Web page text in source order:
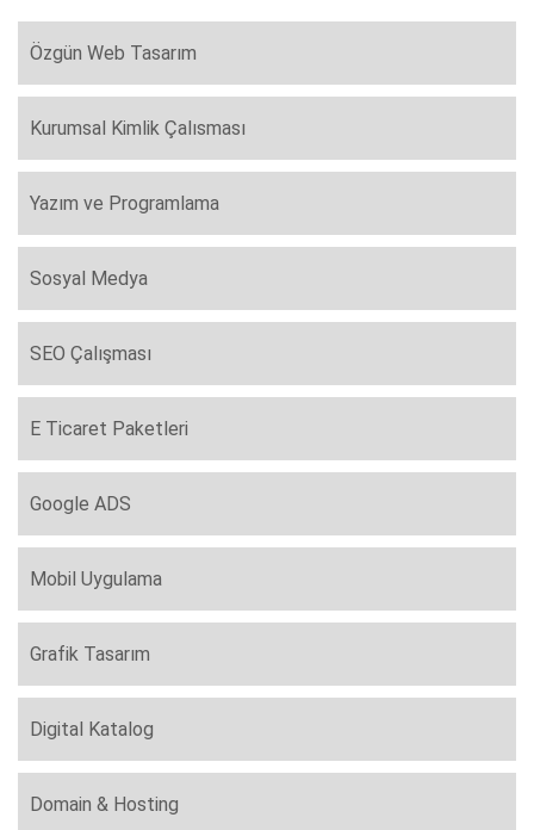
Özgün Web Tasarım
Kurumsal Kimlik Çalısması
Yazım ve Programlama
Sosyal Medya
SEO Çalışması
E Ticaret Paketleri
Google ADS
Mobil Uygulama
Grafik Tasarım
Digital Katalog
Domain & Hosting